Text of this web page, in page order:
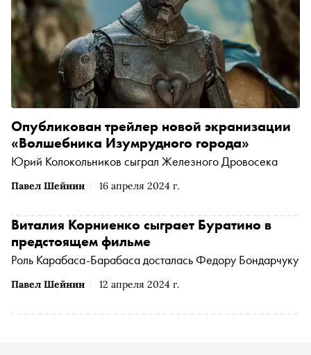
Павел Шейнин 16 апреля 2024 г.
Опубликован трейлер новой экранизации
«Волшебника Изумрудного города»
Юрий Колокольников сыграл Железного Дровосека
Павел Шейнин 12 апреля 2024 г.
Виталия Корниенко сыграет Буратино в
предстоящем фильме
Роль Карабаса-Барабаса досталась Федору Бондарчуку